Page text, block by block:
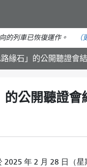
主
內
的列車已恢復運作。
緣石」的公開聽證會
的公開聽證會
2025 年 2 月 28 日（